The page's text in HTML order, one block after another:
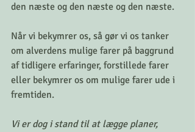
den næste og den næste og den næste.
Når vi bekymrer os, så gør vi os tanker
om alverdens mulige farer på baggrund
af tidligere erfaringer, forstillede farer
eller bekymrer os om mulige farer ude i
fremtiden.
Vi er dog i stand til at lægge planer,